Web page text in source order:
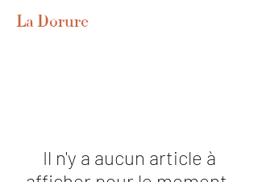
La Dorure
Il n'y a aucun article à